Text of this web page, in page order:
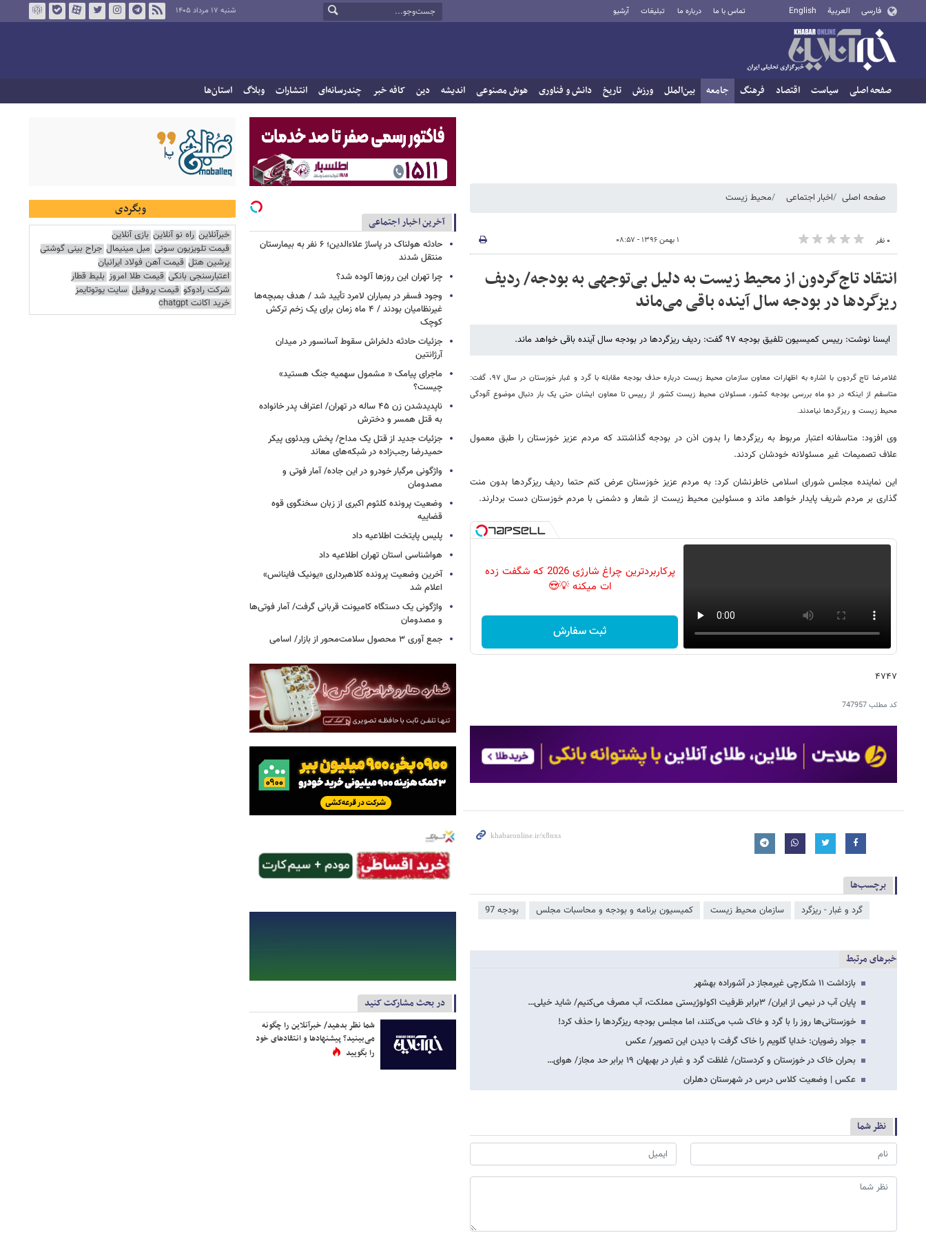
فارسی العربية English تماس با ما درباره ما تبلیغات آرشیو شنبه ۱۷ مرداد ۱۴۰۵
صفحه اصلی سیاست اقتصاد فرهنگ جامعه بین‌الملل ورزش تاریخ دانش و فناوری هوش مصنوعی اندیشه دین کافه خبر چندرسانه‌ای انتشارات وبلاگ استان‌ها
صفحه اصلی اخبار اجتماعی محیط زیست
۰ نفر ۱ بهمن ۱۳۹۶ - ۰۸:۵۷
انتقاد تاج‌گردون از محیط زیست به دلیل بی‌توجهی به بودجه/ ردیف
ریزگردها در بودجه سال آینده باقی می‌ماند
ایسنا نوشت: رییس کمیسیون تلفیق بودجه ۹۷ گفت: ردیف ریزگردها در بودجه سال آینده باقی خواهد ماند.
غلامرضا تاج گردون با اشاره به اظهارات معاون سازمان محیط زیست درباره حذف بودجه مقابله با گرد و غبار خوزستان در سال ۹۷، گفت:
متاسفم از اینکه در دو ماه بررسی بودجه کشور، مسئولان محیط زیست کشور از رییس تا معاون ایشان حتی یک بار دنبال موضوع آلودگی
محیط زیست و ریزگردها نیامدند.
وی افزود: متاسفانه اعتبار مربوط به ریزگردها را بدون اذن در بودجه گذاشتند که مردم عزیز خوزستان را طبق معمول
علاف تصمیمات غیر مسئولانه خودشان کردند.
این نماینده مجلس شورای اسلامی خاطرنشان کرد: به مردم عزیز خوزستان عرض کنم حتما ردیف ریزگردها بدون منت
گذاری بر مردم شریف پایدار خواهد ماند و مسئولین محیط زیست از شعار و دشمنی با مردم خوزستان دست بردارند.
پرکاربردترین چراغ شارژی 2026 که شگفت زده
ات میکنه 💡😍
ثبت سفارش
۴۷۴۷
کد مطلب747957
برچسب‌ها
گرد و غبار - ریزگرد سازمان محیط زیست کمیسیون برنامه و بودجه و محاسبات مجلس بودجه 97
خبرهای مرتبط
بازداشت ۱۱ شکارچی غیرمجاز در آشوراده بهشهر
پایان آب در نیمی از ایران/ ۳برابر ظرفیت اکولوژیستی مملکت، آب مصرف می‌کنیم/ شاید خیلی…
خوزستانی‌ها روز را با گرد و خاک شب می‌کنند، اما مجلس بودجه ریزگردها را حذف کرد!
جواد رضویان: خدایا گلویم را خاک گرفت با دیدن این تصویر/ عکس
بحران خاک در خوزستان و کردستان/ غلظت گرد و غبار در بهبهان ۱۹ برابر حد مجاز/ هوای…
عکس | وضعیت کلاس درس در شهرستان دهلران
نظر شما
آخرین اخبار اجتماعی
حادثه هولناک در پاساژ علاءالدین؛ ۶ نفر به بیمارستان
منتقل شدند
چرا تهران این روزها آلوده شد؟
وجود فسفر در بمباران لامرد تأیید شد / هدف بمبچه‌ها
غیرنظامیان بودند / ۴ ماه زمان برای یک زخم ترکش
کوچک
جزئیات حادثه دلخراش سقوط آسانسور در میدان
آرژانتین
ماجرای پیامک « مشمول سهمیه جنگ هستید»
چیست؟
ناپدیدشدن زن ۴۵ ساله در تهران/ اعتراف پدر خانواده
به قتل همسر و دخترش
جزئیات جدید از قتل یک مداح/ پخش ویدئوی پیکر
حمیدرضا رجب‌زاده در شبکه‌های معاند
واژگونی مرگبار خودرو در این جاده/ آمار فوتی و
مصدومان
وضعیت پرونده کلثوم اکبری از زبان سخنگوی قوه
قضاییه
پلیس پایتخت اطلاعیه داد
هواشناسی استان تهران اطلاعیه داد
آخرین وضعیت پرونده کلاهبرداری «یونیک فاینانس»
اعلام شد
واژگونی یک دستگاه کامیونت قربانی گرفت/ آمار فوتی‌ها
و مصدومان
جمع آوری ۳ محصول سلامت‌محور از بازار/ اسامی
در بحث مشارکت کنید
شما نظر بدهید/ خبرآنلاین را چگونه
می‌بینید؟ پیشنهادها و انتقادهای خود
را بگویید
وبگردی
خبرآنلاین راه نو آنلاین بازی آنلاین
قیمت تلویزیون سونی مبل مینیمال جراح بینی گوشتی
پرشین هتل قیمت آهن فولاد ایرانیان
اعتبارسنجی بانکی قیمت طلا امروز بلیط قطار
شرکت رادوکو قیمت پروفیل سایت یوتوتایمز
خرید اکانت chatgpt